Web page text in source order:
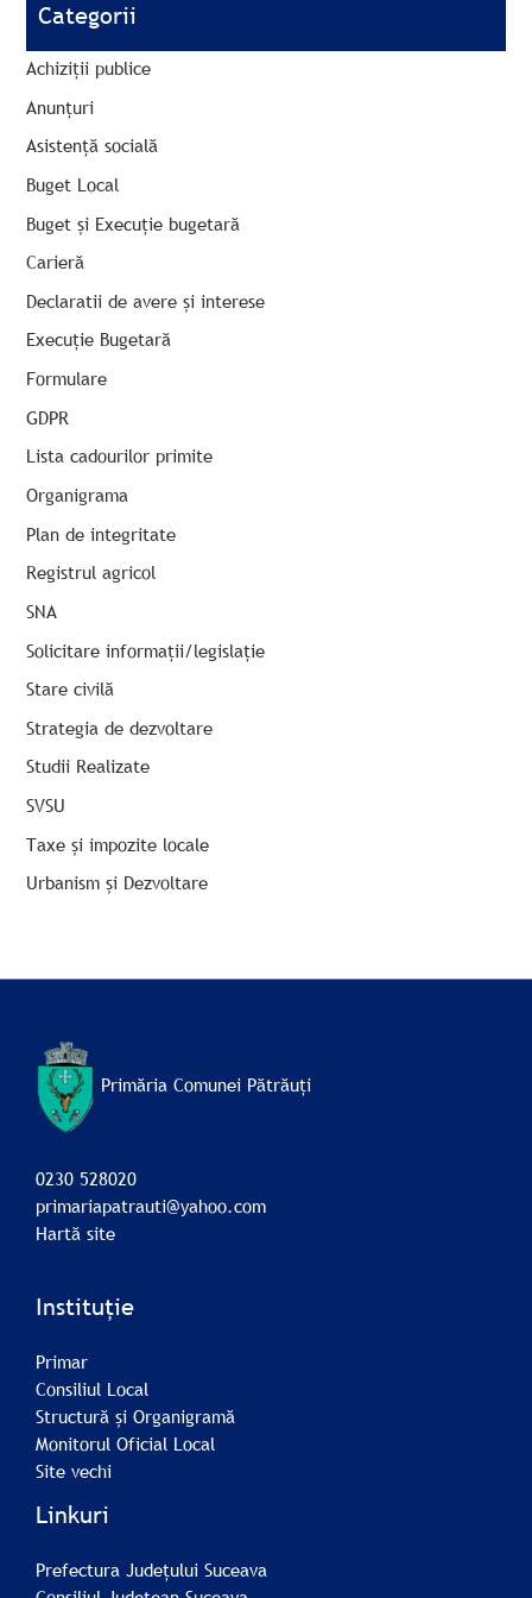
Categorii
Achiziții publice
Anunțuri
Asistență socială
Buget Local
Buget și Execuție bugetară
Carieră
Declaratii de avere și interese
Execuție Bugetară
Formulare
GDPR
Lista cadourilor primite
Organigrama
Plan de integritate
Registrul agricol
SNA
Solicitare informații/legislație
Stare civilă
Strategia de dezvoltare
Studii Realizate
SVSU
Taxe și impozite locale
Urbanism și Dezvoltare
Primăria Comunei Pătrăuți
0230 528020
primariapatrauti@yahoo.com
Hartă site
Instituție
Primar
Consiliul Local
Structură și Organigramă
Monitorul Oficial Local
Site vechi
Linkuri
Prefectura Județului Suceava